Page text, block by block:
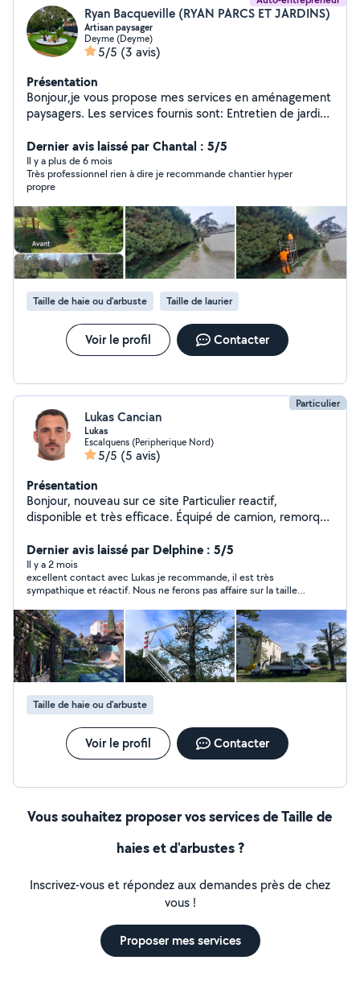
Ryan Bacqueville (RYAN PARCS ET JARDINS)
Artisan paysager
Deyme (Deyme)
5/5 (3 avis)
Présentation
Bonjour,je vous propose mes services en aménagement
paysagers. Les services fournis sont: Entretien de jardin.
paysager( création de macifs,plantation d'arbre et
fleur.) Petite maçonnerie( bâtissage de murs et
murettes. réparation de façades.) Ravalement de
façades. Toutes peintures intérieur et extérieur.
Évacuation de tout déchets. Tarifs très avantageux !!
Intervention rapide et impeccable. Devis et
déplacement gratuit. Alors profitez-en!!
Dernier avis laissé par Chantal : 5/5
Il y a plus de 6 mois
Très professionnel rien à dire je recommande chantier hyper
propre
Taille de haie ou d'arbuste Taille de laurier
Voir le profil Contacter
Particulier
Lukas Cancian
Lukas
Escalquens (Peripherique Nord)
5/5 (5 avis)
Présentation
Bonjour, nouveau sur ce site Particulier reactif,
disponible et très efficace. Équipé de camion, remorque
entretien et créations d'extérieurs - maçonnerie -
peinture - montage de meuble - évacuation déchets /
transport divers (À l'écoute et analyse de demandes
spécifiques) Au plaisir d'échanger avec vous.
Dernier avis laissé par Delphine : 5/5
Il y a 2 mois
excellent contact avec Lukas je recommande, il est très
sympathique et réactif. Nous ne ferons pas affaire sur la taille
travaux si besoin.
Taille de haie ou d'arbuste
Voir le profil Contacter
Vous souhaitez proposer vos services de Taille de
haies et d'arbustes ?
Inscrivez-vous et répondez aux demandes près de chez
vous !
Proposer mes services